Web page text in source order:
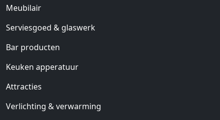
Meubilair
Serviesgoed & glaswerk
Bar producten
Keuken apperatuur
Attracties
Verlichting & verwarming